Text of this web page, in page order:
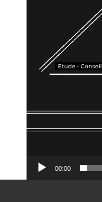
00:00